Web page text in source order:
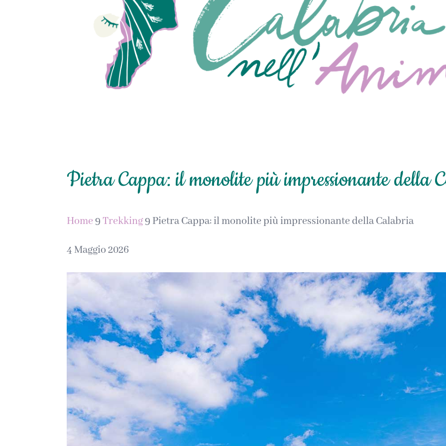
Pietra Cappa: il monolite più impressionante della
Home9 Trekking9 Pietra Cappa: il monolite più impressionante della Calabria
4 Maggio 2026